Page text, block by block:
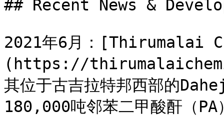
## Recent News &
2021年6月：[Thirumalai
(https://
其位于古吉拉特邦西部的
180,000吨邻苯二甲酸酐（PA